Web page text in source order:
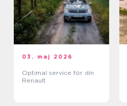
03. maj 2026
Optimal service för din
Renault